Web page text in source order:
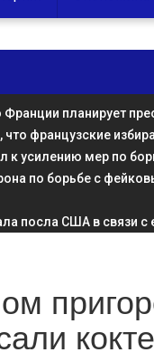
Франции планирует
что французские
к усилению мер по
по борьбе с
посла США в связи с